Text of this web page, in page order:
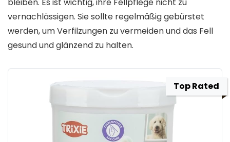
bleiben. Es ist wichtig, ihre Fellpflege nicht zu
vernachlässigen. Sie sollte regelmäßig gebürstet
werden, um Verfilzungen zu vermeiden und das Fell
gesund und glänzend zu halten.
Top Rated